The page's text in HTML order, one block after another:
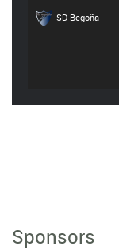
SD Begoña
Sponsors